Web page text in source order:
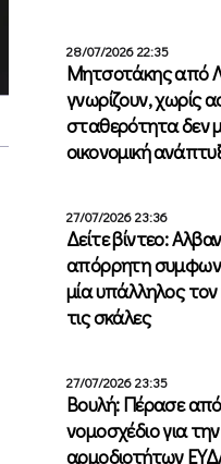
28/07/2026 22:35
Μητσοτάκης από
γνωρίζουν, χωρίς
σταθερότητα δεν
οικονομική
27/07/2026 23:36
Δείτε βίντεο:
απόρρητη
μία υπάλληλος
τις σκάλες
27/07/2026 23:35
Βουλή: Πέρασε
νομοσχέδιο για
αρμοδιοτήτων